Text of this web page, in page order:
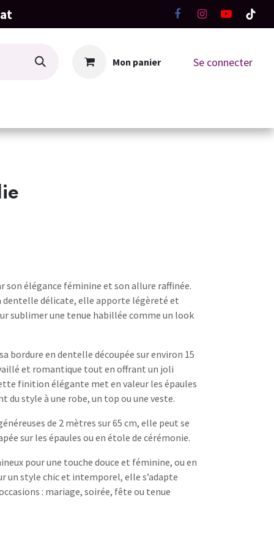
Mon panier Se connecter
son élégance féminine et son allure raffinée.
dentelle délicate, elle apporte légèreté et
sublimer une tenue habillée comme un look
bordure en dentelle découpée sur environ 15
et romantique tout en offrant un joli
finition élégante met en valeur les épaules
du style à une robe, un top ou une veste.
de 2 mètres sur 65 cm, elle peut se
sur les épaules ou en étole de cérémonie.
pour une touche douce et féminine, ou en
un style chic et intemporel, elle s’adapte
: mariage, soirée, fête ou tenue